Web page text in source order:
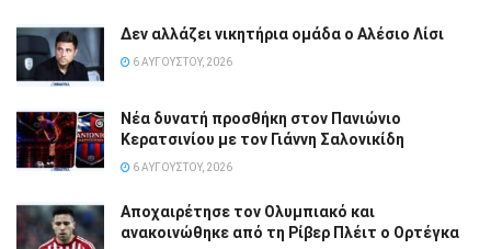
Δεν αλλάζει νικητήρια ομάδα ο Αλέσιο Λίσι
6 ΑΥΓΟΎΣΤΟΥ, 2026
Νέα δυνατή προσθήκη στον Πανιώνιο
Κερατσινίου με τον Γιάννη Σαλονικίδη
6 ΑΥΓΟΎΣΤΟΥ, 2026
Αποχαιρέτησε τον Ολυμπιακό και
ανακοινώθηκε από τη Ρίβερ Πλέιτ ο Ορτέγκα